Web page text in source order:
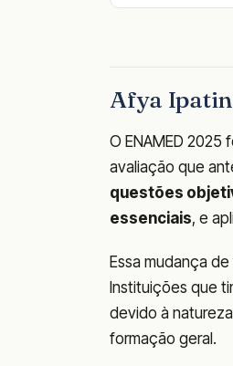
Afya
O ENAMED
avaliação que
questões
essenciais, e
Essa mudança
Instituições que
devido à
formação geral.